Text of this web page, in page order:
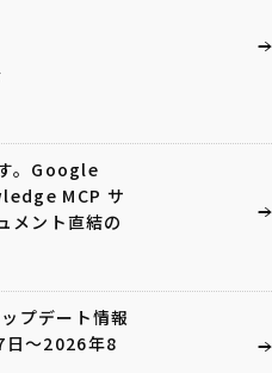
。Google
MCP サ
メント直結の
プデート情報
〜2026年8